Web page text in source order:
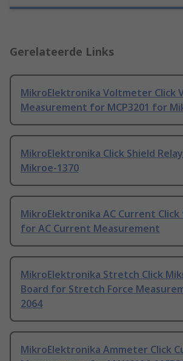
Gerelateerde Links
MikroElektronika Voltmeter Click
Measurement for MCP3201 for
MikroElektronika Click Shield
Mikroe-1370
MikroElektronika AC Current Click
for AC Current Measurement
MikroElektronika Stretch Click
Board for Stretch Force
2064
MikroElektronika Ammeter Click